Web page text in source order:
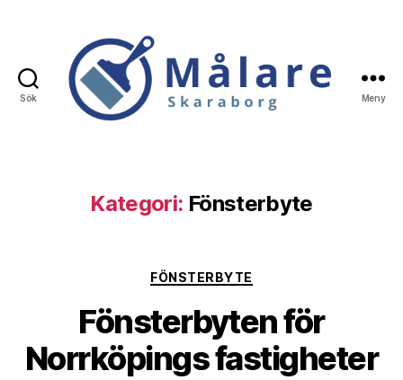
Sök Meny
Kategori: Fönsterbyte
Kategorier
FÖNSTERBYTE
Fönsterbyten för
Norrköpings fastigheter